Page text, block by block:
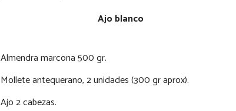
Ajo blanco
Almendra marcona 500 gr.
Mollete antequerano, 2 unidades (300 gr aprox).
Ajo 2 cabezas.